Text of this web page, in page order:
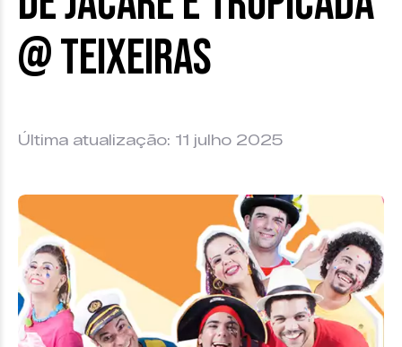
@ Teixeiras
Última atualização: 11 julho 2025